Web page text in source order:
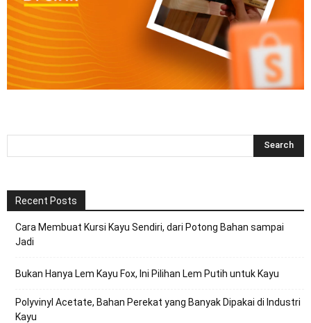
Recent Posts
Cara Membuat Kursi Kayu Sendiri, dari Potong Bahan sampai
Jadi
Bukan Hanya Lem Kayu Fox, Ini Pilihan Lem Putih untuk Kayu
Polyvinyl Acetate, Bahan Perekat yang Banyak Dipakai di Industri
Kayu